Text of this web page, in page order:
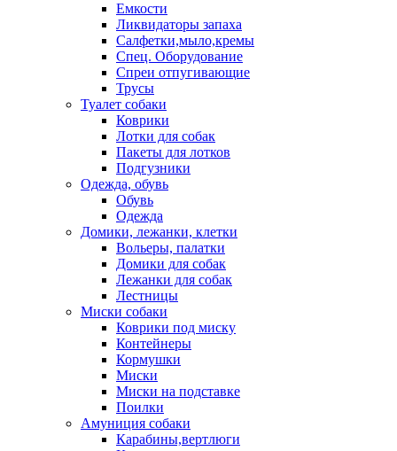
Емкости
Ликвидаторы запаха
Салфетки,мыло,кремы
Спец. Оборудование
Спреи отпугивающие
Трусы
Туалет собаки
Коврики
Лотки для собак
Пакеты для лотков
Подгузники
Одежда, обувь
Обувь
Одежда
Домики, лежанки, клетки
Вольеры, палатки
Домики для собак
Лежанки для собак
Лестницы
Миски собаки
Коврики под миску
Контейнеры
Кормушки
Миски
Миски на подставке
Поилки
Амуниция собаки
Карабины,вертлюги